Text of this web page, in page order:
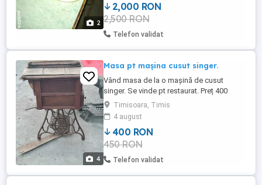
2
2,000 RON
2,500 RON
Telefon validat
4
Masa pt mașina cusut singer.
Vând masa de la o mașină de cusut
singer. Se vinde pt restaurat. Preț 400
Timisoara, Timis
4 august
400 RON
450 RON
Telefon validat